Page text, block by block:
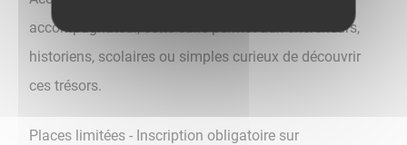
accompagnateur, cette salle permet aux chercheurs,
historiens, scolaires ou simples curieux de découvrir
ces trésors.
Places limitées - Inscription obligatoire sur